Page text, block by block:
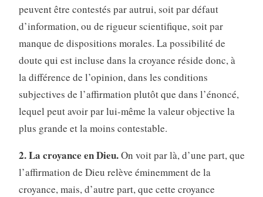
peuvent être contestés par autrui, soit par défaut
d’information, ou de rigueur scientifique, soit par
manque de dispositions morales. La possibilité de
doute qui est incluse dans la croyance réside donc, à
la différence de l’opinion, dans les conditions
subjectives de l’affirmation plutôt que dans l’énoncé,
lequel peut avoir par lui-même la valeur objective la
plus grande et la moins contestable.
2. La croyance en Dieu.On voit par là, d’une part, que
l’affirmation de Dieu relève éminemment de la
croyance, mais, d’autre part, que cette croyance